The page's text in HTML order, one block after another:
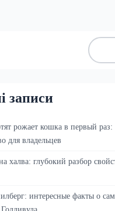
записи
рожает кошка в первый
для владельцев
халва: глубокий разбор
интересные факты о